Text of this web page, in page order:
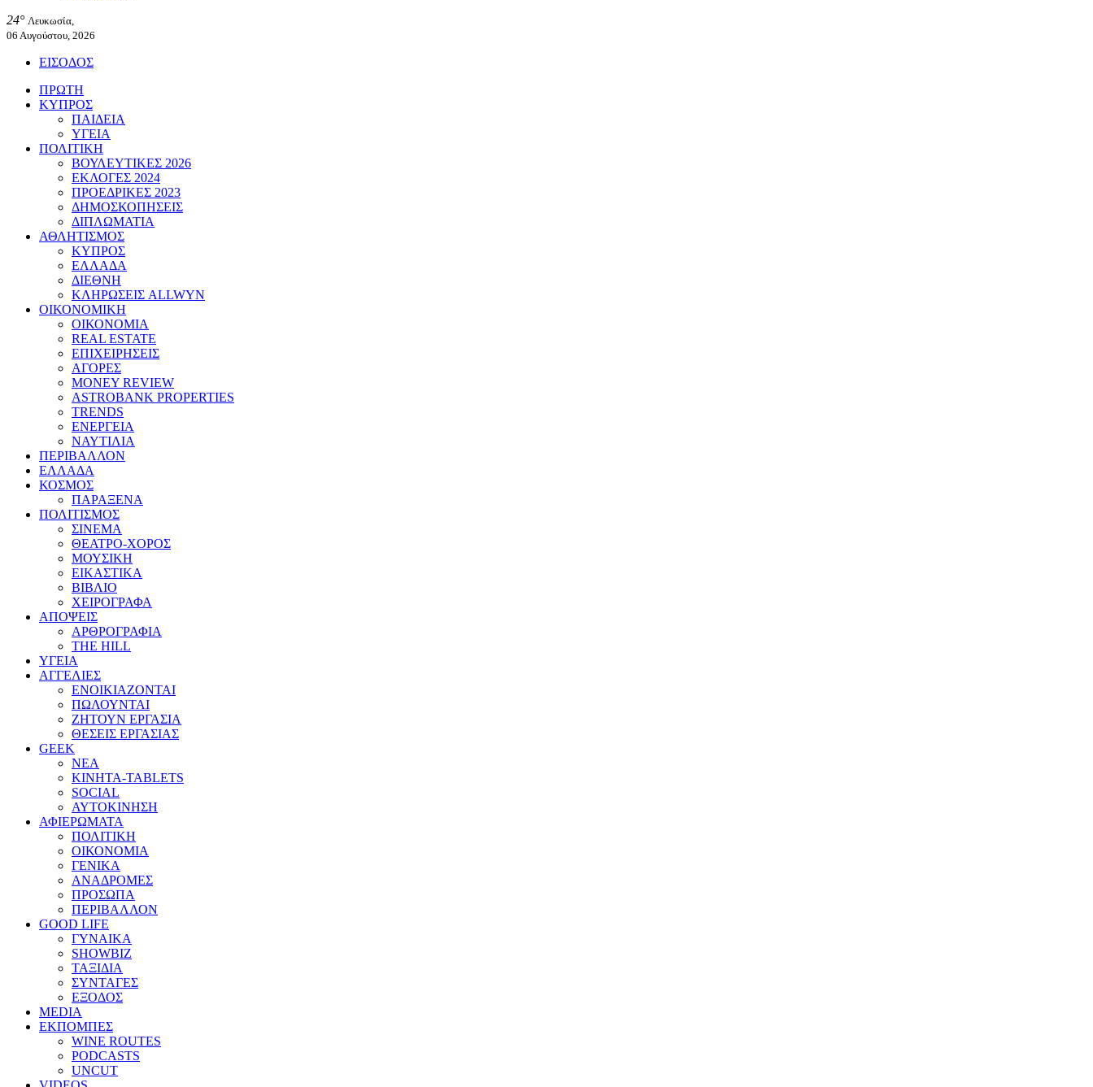
24° Λευκωσία,
06 Αυγούστου, 2026
ΕΙΣΟΔΟΣ
ΠΡΩΤΗ
ΚΥΠΡΟΣ
ΠΑΙΔΕΙΑ
ΥΓΕΙΑ
ΠΟΛΙΤΙΚΗ
ΒΟΥΛΕΥΤΙΚΕΣ 2026
ΕΚΛΟΓΕΣ 2024
ΠΡΟΕΔΡΙΚΕΣ 2023
ΔΗΜΟΣΚΟΠΗΣΕΙΣ
ΔΙΠΛΩΜΑΤΙΑ
ΑΘΛΗΤΙΣΜΟΣ
ΚΥΠΡΟΣ
ΕΛΛΑΔΑ
ΔΙΕΘΝΗ
ΚΛΗΡΩΣΕΙΣ ALLWYN
ΟΙΚΟΝΟΜΙΚΗ
ΟΙΚΟΝΟΜΙΑ
REAL ESTATE
ΕΠΙΧΕΙΡΗΣΕΙΣ
ΑΓΟΡΕΣ
MONEY REVIEW
ASTROBANK PROPERTIES
TRENDS
ΕΝΕΡΓΕΙΑ
ΝΑΥΤΙΛΙΑ
ΠΕΡΙΒΑΛΛΟΝ
ΕΛΛΑΔΑ
ΚΟΣΜΟΣ
ΠΑΡΑΞΕΝΑ
ΠΟΛΙΤΙΣΜΟΣ
ΣΙΝΕΜΑ
ΘΕΑΤΡΟ-ΧΟΡΟΣ
ΜΟΥΣΙΚΗ
ΕΙΚΑΣΤΙΚΑ
ΒΙΒΛΙΟ
ΧΕΙΡΟΓΡΑΦΑ
ΑΠΟΨΕΙΣ
ΑΡΘΡΟΓΡΑΦΙΑ
THE HILL
ΥΓΕΙΑ
ΑΓΓΕΛΙΕΣ
ΕΝΟΙΚΙΑΖΟΝΤΑΙ
ΠΩΛΟΥΝΤΑΙ
ΖΗΤΟΥΝ ΕΡΓΑΣΙΑ
ΘΕΣΕΙΣ ΕΡΓΑΣΙΑΣ
GEEK
ΝΕΑ
ΚΙΝΗΤΑ-TABLETS
SOCIAL
ΑΥΤΟΚΙΝΗΣΗ
ΑΦΙΕΡΩΜΑΤΑ
ΠΟΛΙΤΙΚΗ
ΟΙΚΟΝΟΜΙΑ
ΓΕΝΙΚΑ
ΑΝΑΔΡΟΜΕΣ
ΠΡΟΣΩΠΑ
ΠΕΡΙΒΑΛΛΟΝ
GOOD LIFE
ΓΥΝΑΙΚΑ
SHOWBIZ
ΤΑΞΙΔΙΑ
ΣΥΝΤΑΓΕΣ
ΕΞΟΔΟΣ
MEDIA
ΕΚΠΟΜΠΕΣ
WINE ROUTES
PODCASTS
UNCUT